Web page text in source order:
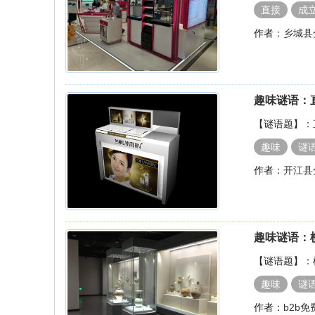
直接 成
作者： 乡城
趣味谜语：
【谜语题】
趣味 谜
作者：开江
趣味谜语：
【谜语题】
趣味 谜
作者： b2b免